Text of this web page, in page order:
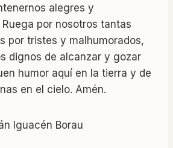
alegres y
por nosotros tantas
por tristes y malhumorados,
dignos de alcanzar y gozar
humor aquí en la tierra y de
en el cielo. Amén.
Iguacén Borau